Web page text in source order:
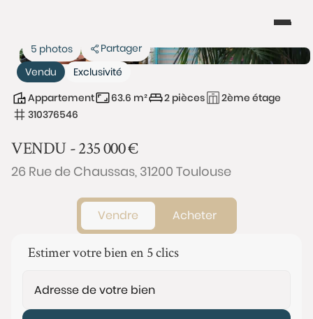
Vendu Exclusivité
5 photos Partager
Appartement 63.6 m² 2 pièces
2ème étage
310376546
VENDU -235 000€
26 Rue de Chaussas, 31200 Toulouse
Vendre Acheter
Estimer votre bien en 5 clics